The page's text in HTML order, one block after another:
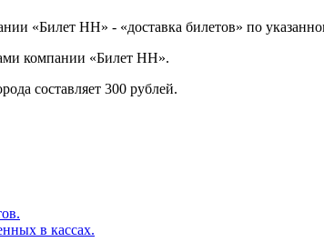
«Билет НН» - «доставка билетов» по
компании «Билет НН».
составляет 300 рублей.
в кассах.